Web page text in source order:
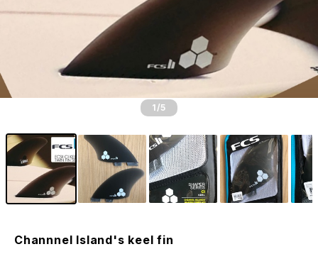
1 /5
Channnel Island's keel fin